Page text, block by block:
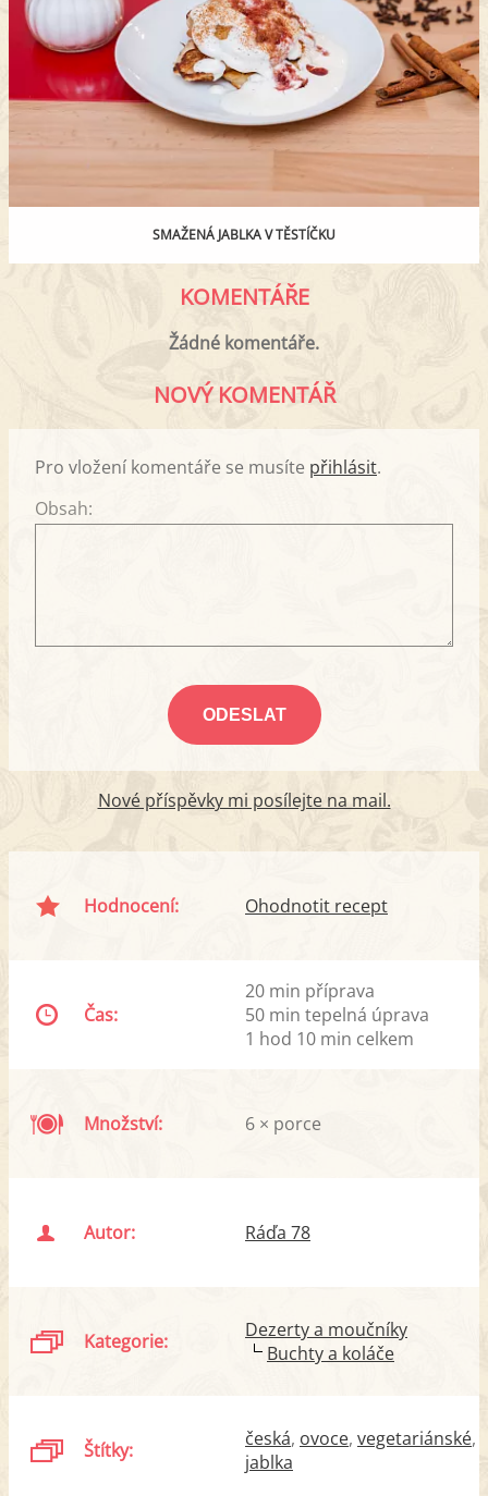
SMAŽENÁ JABLKA V TĚSTÍČKU
KOMENTÁŘE
Žádné komentáře.
NOVÝ KOMENTÁŘ
Pro vložení komentáře se musíte přihlásit.
Obsah:
Nové příspěvky mi posílejte na mail.
Hodnocení: Ohodnotit recept
Čas:
20 min příprava
50 min tepelná úprava
1 hod 10 min celkem
Množství: 6 × porce
Autor: Ráďa 78
Kategorie:
Dezerty a moučníky
Buchty a koláče
Štítky: česká ovoce vegetariánské
jablka